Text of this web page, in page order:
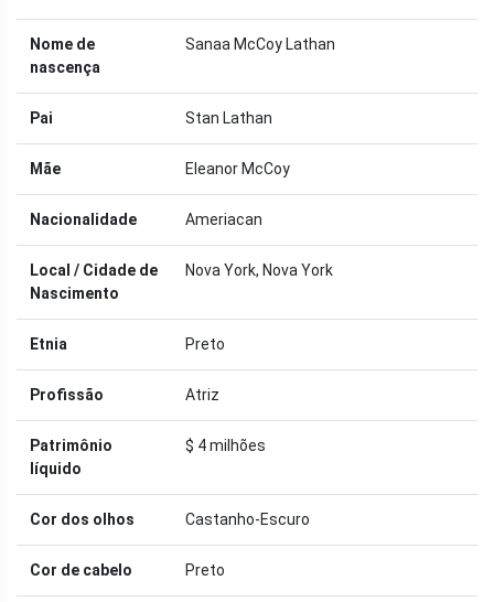
Nome de
nascença
Sanaa McCoy Lathan
Pai Stan Lathan
Mãe Eleanor McCoy
Nacionalidade Ameriacan
Local / Cidade de
Nascimento
Nova York, Nova York
Etnia Preto
Profissão Atriz
Patrimônio
líquido
$ 4 milhões
Cor dos olhos Castanho-Escuro
Cor de cabelo Preto